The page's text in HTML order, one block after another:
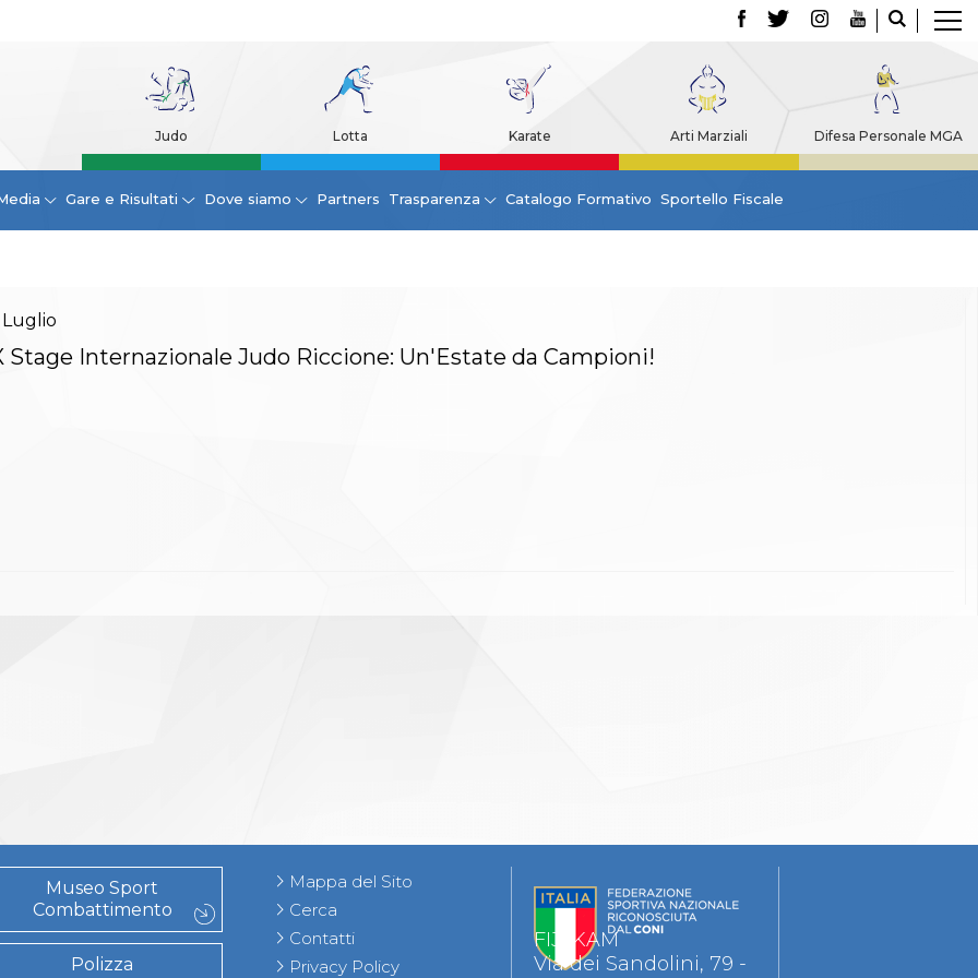
Judo Lotta Karate Arti Marziali Difesa Personale MGA
Gare e Risultati Dove siamo Partners Trasparenza Catalogo Formativo Sportello Fiscale
Luglio
Stage Internazionale Judo Riccione: Un'Estate da Campioni!
Museo Sport
Combattimento
Polizza
Mappa del Sito
Cerca
Contatti
Privacy Policy
FIJLKAM
Via dei Sandolini, 79 -